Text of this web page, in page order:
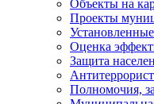
Объекты на
Проекты
Оценка
Защита
Полномочия,